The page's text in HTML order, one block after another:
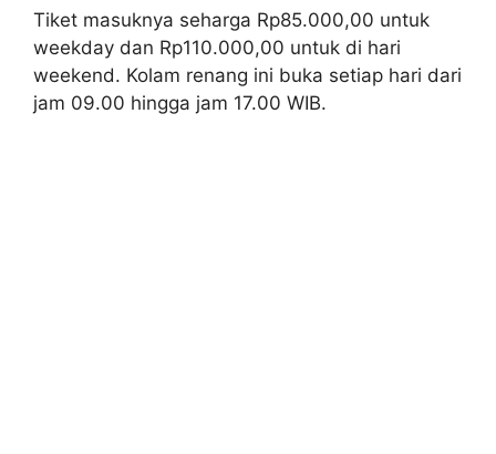
Tiket masuknya seharga Rp85.000,00 untuk
weekday dan Rp110.000,00 untuk di hari
weekend. Kolam renang ini buka setiap hari dari
jam 09.00 hingga jam 17.00 WIB.